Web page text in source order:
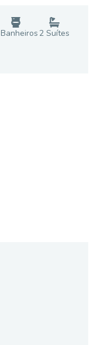
Banheiros 2 Suítes